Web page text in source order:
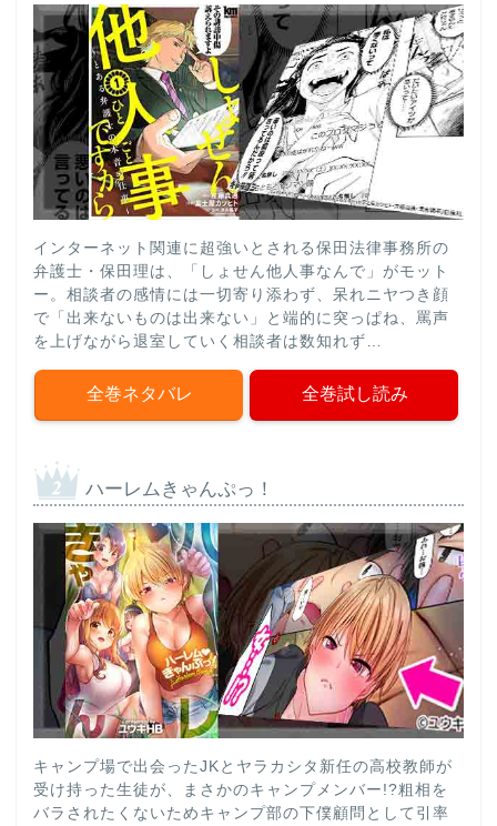
インターネット関連に超強いとされる保田法律事務所の
弁護士・保田理は、「しょせん他人事なんで」がモット
ー。相談者の感情には一切寄り添わず、呆れニヤつき顔
で「出来ないものは出来ない」と端的に突っぱね、罵声
を上げながら退室していく相談者は数知れず…
全巻ネタバレ 全巻試し読み
ハーレムきゃんぷっ！
キャンプ場で出会ったJKとヤラカシタ新任の高校教師が
受け持った生徒が、まさかのキャンプメンバー!?粗相を
バラされたくないためキャンプ部の下僕顧問として引率